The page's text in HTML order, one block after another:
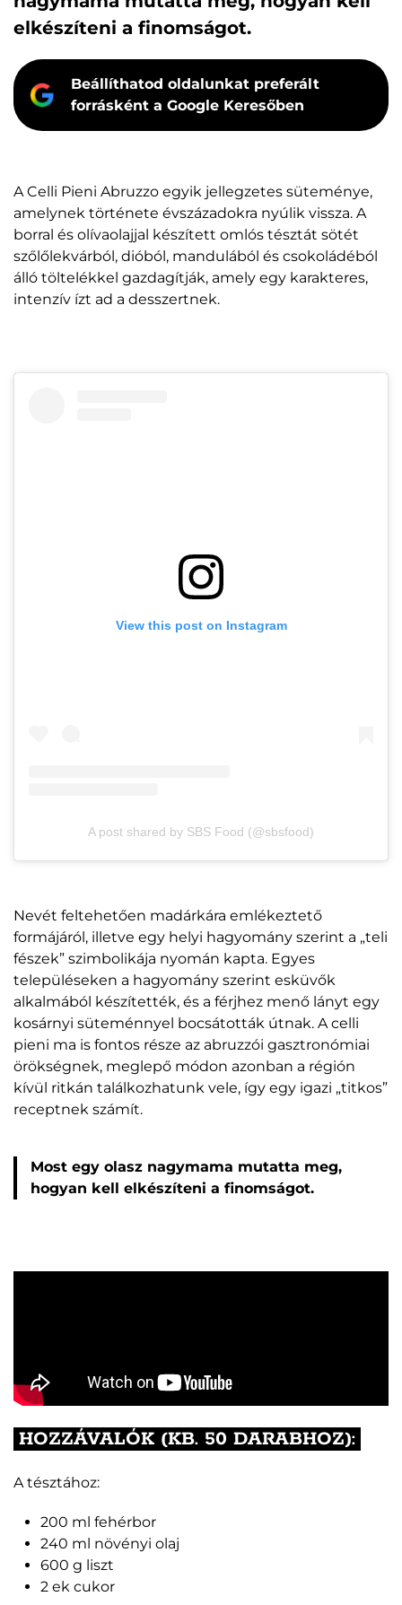
elkészíteni a finomságot.
Beállíthatod oldalunkat preferált
forrásként a Google Keresőben
A Celli Pieni Abruzzo egyik jellegzetes süteménye,
amelynek története évszázadokra nyúlik vissza. A
borral és olívaolajjal készített omlós tésztát sötét
szőlőlekvárból, dióból, mandulából és csokoládéból
álló töltelékkel gazdagítják, amely egy karakteres,
intenzív ízt ad a desszertnek.
View this post on Instagram
A post shared by SBS Food (@sbsfood)
Nevét feltehetően madárkára emlékeztető
formájáról, illetve egy helyi hagyomány szerint a „teli
fészek” szimbolikája nyomán kapta. Egyes
településeken a hagyomány szerint esküvők
alkalmából készítették, és a férjhez menő lányt egy
kosárnyi süteménnyel bocsátották útnak. A celli
pieni ma is fontos része az abruzzói gasztronómiai
örökségnek, meglepő módon azonban a régión
kívül ritkán találkozhatunk vele, így egy igazi „titkos”
receptnek számít.
Most egy olasz nagymama mutatta meg,
hogyan kell elkészíteni a finomságot.
HOZZÁVALÓK (KB. 50 DARABHOZ):
A tésztához:
200 ml fehérbor
240 ml növényi olaj
600 g liszt
2 ek cukor